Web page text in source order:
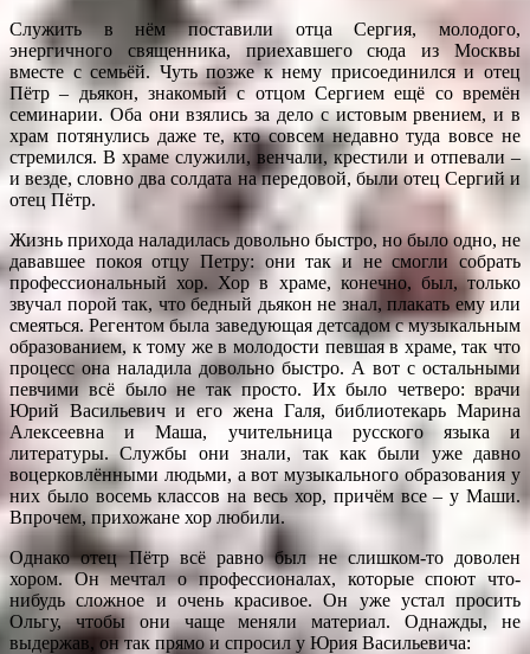
Служить в нём поставили отца Сергия, молодого,
энергичного священника, приехавшего сюда из Москвы
вместе с семьёй. Чуть позже к нему присоединился и отец
Пётр – дьякон, знакомый с отцом Сергием ещё со времён
семинарии. Оба они взялись за дело с истовым рвением, и в
храм потянулись даже те, кто совсем недавно туда вовсе не
стремился. В храме служили, венчали, крестили и отпевали –
и везде, словно два солдата на передовой, были отец Сергий и
отец Пётр.
Жизнь прихода наладилась довольно быстро, но было одно, не
дававшее покоя отцу Петру: они так и не смогли собрать
профессиональный хор. Хор в храме, конечно, был, только
звучал порой так, что бедный дьякон не знал, плакать ему или
смеяться. Регентом была заведующая детсадом с музыкальным
образованием, к тому же в молодости певшая в храме, так что
процесс она наладила довольно быстро. А вот с остальными
певчими всё было не так просто. Их было четверо: врачи
Юрий Васильевич и его жена Галя, библиотекарь Марина
Алексеевна и Маша, учительница русского языка и
литературы. Службы они знали, так как были уже давно
воцерковлёнными людьми, а вот музыкального образования у
них было восемь классов на весь хор, причём все – у Маши.
Впрочем, прихожане хор любили.
Однако отец Пётр всё равно был не слишком-то доволен
хором. Он мечтал о профессионалах, которые споют что-
нибудь сложное и очень красивое. Он уже устал просить
Ольгу, чтобы они чаще меняли материал. Однажды, не
выдержав, он так прямо и спросил у Юрия Васильевича: